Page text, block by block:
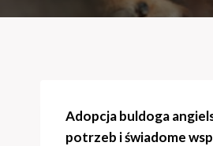
Adopcja buldoga
potrzeb i świadome